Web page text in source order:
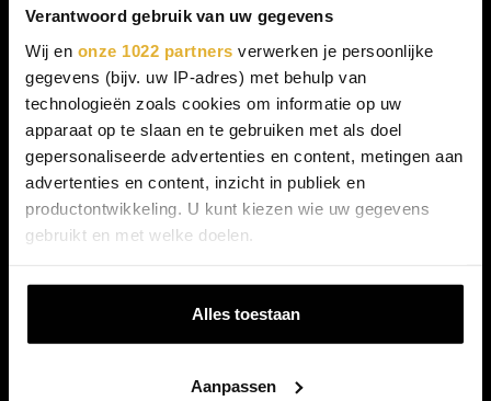
Verantwoord gebruik van uw gegevens
Wij en onze 1022 partners verwerken je persoonlijke
gegevens (bijv. uw IP-adres) met behulp van
technologieën zoals cookies om informatie op uw
apparaat op te slaan en te gebruiken met als doel
gepersonaliseerde advertenties en content, metingen aan
advertenties en content, inzicht in publiek en
productontwikkeling. U kunt kiezen wie uw gegevens
gebruikt en met welke doelen.
Als u het toestaat, willen we ook graag:
Informatie verzamelen over uw geografische
locatie, die tot een paar meter nauwkeurig kan zijn
scannen op specifieke eigenschappen (fingerprinting)
Alles toestaan
Aanpassen
Inschrijven